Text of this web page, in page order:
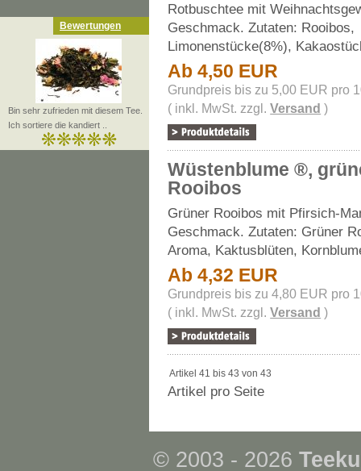
Bewertungen
Bin sehr zufrieden mit diesem Tee.
Ich sortiere die kandiert ..
Rotbuschtee mit
Geschmack. Zutaten: Rooibos,
Limonenstücke(8%),
Ab 4,50 EUR
Grundpreis bis zu 5,00 EUR pro
( inkl. MwSt. zzgl.Versand )
Wüstenblume ®,
Rooibos
Grüner Rooibos mit Pfirsich-
Geschmack. Zutaten: Grüner
Aroma, Kaktusblüten,
Ab 4,32 EUR
Grundpreis bis zu 4,80 EUR pro
( inkl. MwSt. zzgl.Versand )
Artikel 41 bis 43 von 43
Artikel pro Seite
© 2003 - 2026